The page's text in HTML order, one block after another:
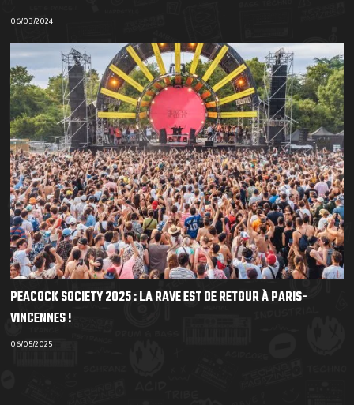
06/03/2024
PEACOCK SOCIETY 2025 : LA RAVE EST DE RETOUR À PARIS-
VINCENNES !
06/05/2025